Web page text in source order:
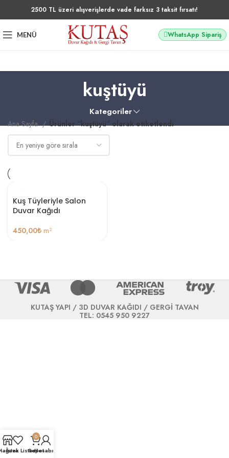
2500 TL üzeri alışverişlerde vade farksız 3 taksit fırsatı!
MENÜ WhatsApp Sipariş
kuştüyü
Kategoriler
Ana Sayfa Ürünler “kuştüyü” olarak etiketlendi
Kuş Tüyleriyle Salon
Duvar Kağıdı
450,00₺ m²
KUTAŞ YAPI / 3D DUVAR KAĞIDI / GERGİ TAVAN
TEL: 0545 950 9227
İstek Listesi
0
Sepet
Hesabım